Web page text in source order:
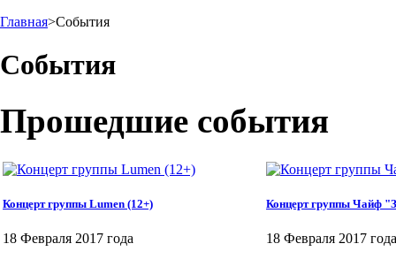
Главная>События
События
Прошедшие события
Концерт группы Lumen (12+)
18 Февраля 2017 года
Концерт группы Чайф
18 Февраля 2017 года